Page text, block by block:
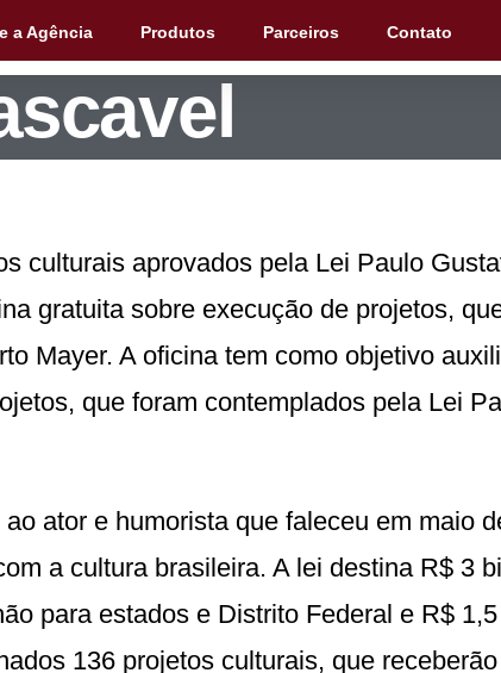
a Agência Produtos Parceiros Contato
oficina da
culturais aprovados pela Lei Paulo
gratuita sobre execução de projetos,
Mayer. A oficina tem como objetivo
que foram contemplados pela Lei
ator e humorista que faleceu em maio
a cultura brasileira. A lei destina R$ 3
para estados e Distrito Federal e R$
136 projetos culturais, que